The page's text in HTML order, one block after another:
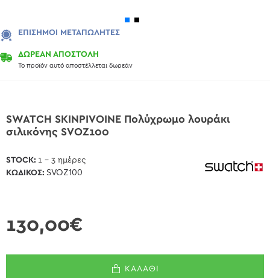
ΔΩΡΕΑΝ ΑΠΟΣΤΟΛΗ
Το προϊόν αυτό αποστέλλεται δωρεάν
ΕΠΊΣΗΜΟΙ ΜΕΤΑΠΩΛΗΤΈΣ
SWATCH SKINPIVOINE Πολύχρωμο λουράκι
σιλικόνης SVOZ100
130,00€
STOCK: 1 - 3 ημέρες
ΚΩΔΙΚΌΣ: SVOZ100
ΚΑΛΆΘΙ